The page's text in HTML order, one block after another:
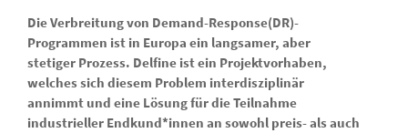
Die Verbreitung von Demand-Response(DR)-
Programmen ist in Europa ein langsamer, aber
stetiger Prozess. Delfine ist ein Projektvorhaben,
welches sich diesem Problem interdisziplinär
annimmt und eine Lösung für die Teilnahme
industrieller Endkund*innen an sowohl preis- als auch